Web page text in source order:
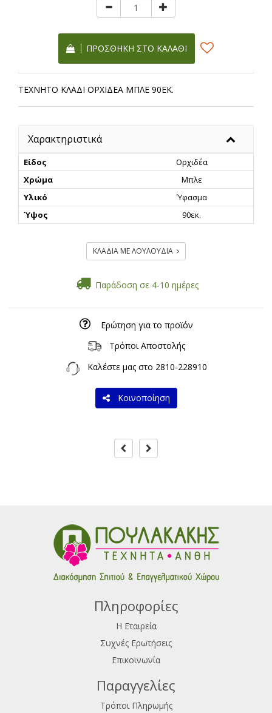
ΠΡΟΣΘΉΚΗ ΣΤΟ ΚΑΛΆΘΙ
ΤΕΧΝΗΤΟ ΚΛΑΔΙ ΟΡΧΙΔΕΑ ΜΠΛΕ 90ΕΚ.
Χαρακτηριστικά
Είδος
Ορχιδέα
Χρώμα
Μπλε
Υλικό
Ύφασμα
Ύψος
90εκ.
ΚΛΑΔΙΑ ΜΕ ΛΟΥΛΟΥΔΙΑ
Παράδοση σε 4-10 ημέρες
Ερώτηση για το προϊόν
Τρόποι Αποστολής
Καλέστε μας στο 2810-228910
Κοινοποίηση
Πληροφορίες
Η Εταιρεία
Συχνές Ερωτήσεις
Επικοινωνία
Παραγγελίες
Τρόποι Πληρωμής